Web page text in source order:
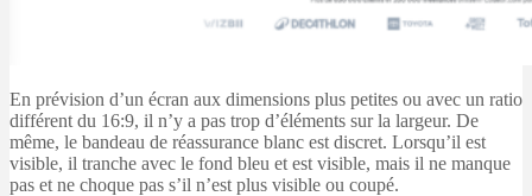
En prévision d’un écran aux dimensions plus petites ou avec un ratio
différent du 16:9, il n’y a pas trop d’éléments sur la largeur. De
même, le bandeau de réassurance blanc est discret. Lorsqu’il est
visible, il tranche avec le fond bleu et est visible, mais il ne manque
pas et ne choque pas s’il n’est plus visible ou coupé.